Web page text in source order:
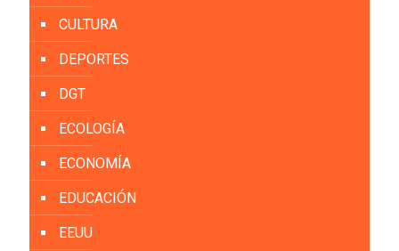
CULTURA
DEPORTES
DGT
ECOLOGÍA
ECONOMÍA
EDUCACIÓN
EEUU